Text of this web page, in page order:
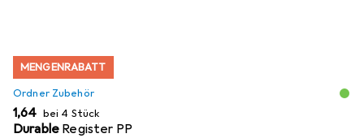
MENGENRABATT
Ordner Zubehör
EUR
1,64 bei 4 Stück
Durable Register PP